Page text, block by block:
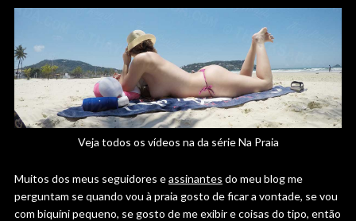
Veja todos os vídeos na da série Na Praia
Muitos dos meus seguidores eassinantes do meu blog me
perguntam se quando vou à praia gosto de ficar a vontade, se vou
com biquíni pequeno, se gosto de me exibir e coisas do tipo, então